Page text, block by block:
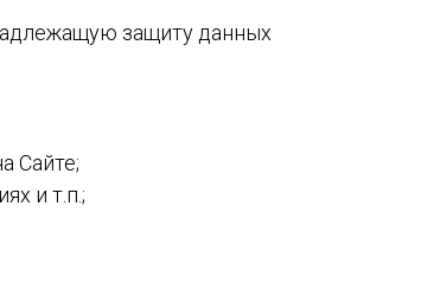
защиту данных
Сайте;
и т.п.;